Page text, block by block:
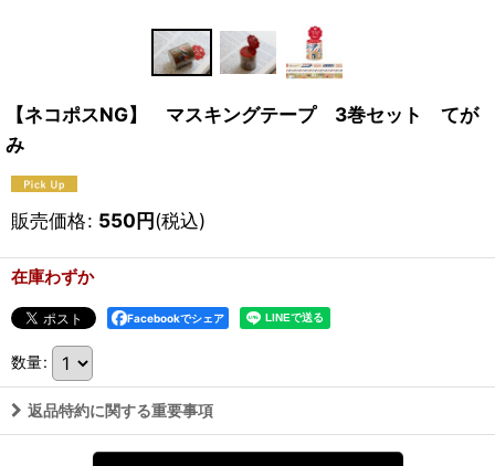
【ネコポスNG】 マスキングテープ 3巻セット てが
み
販売価格: 550円(税込)
在庫わずか
Facebookでシェア
数量:
返品特約に関する重要事項